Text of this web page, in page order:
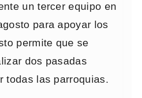
un tercer equipo en
para apoyar los
permite que se
dos pasadas
todas las parroquias.